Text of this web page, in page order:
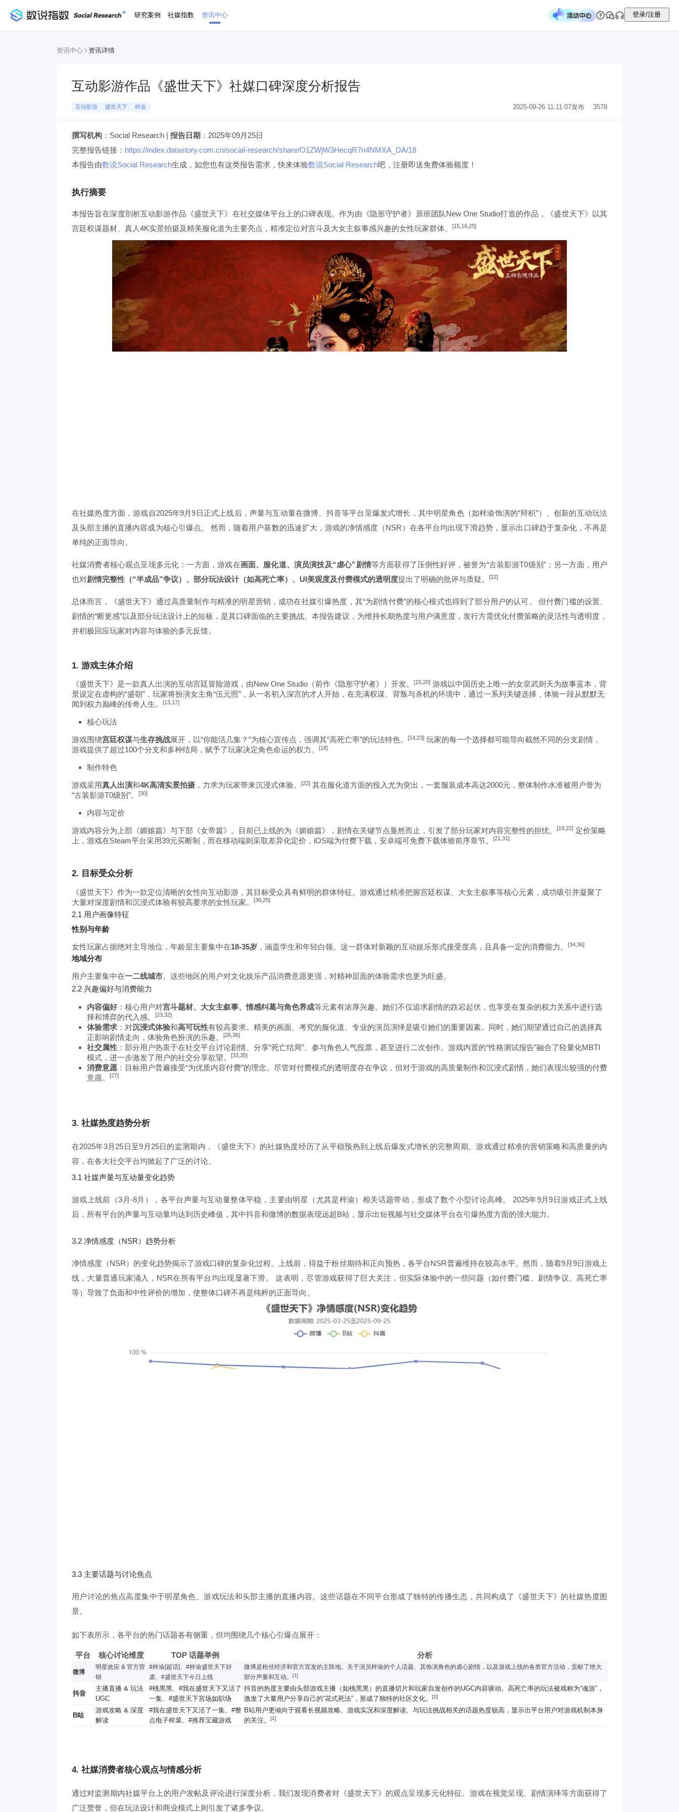
研究案例 社媒指数 资讯中心 登录/注册
资讯中心 资讯详情
互动影游作品《盛世天下》社媒口碑深度分析报告
互动影游 盛世天下 梓渝 2025-09-26 11:11:07发布 3578
撰写机构：Social Research | 报告日期 ：2025年09月25日
完整报告链接： https://index.datastory.com.cn/social-research/share/O1ZWjW3HecqR7n4NMXA_DA/18
本报告由数说Social Research生成，如您也有这类报告需求，快来体验数说Social Research吧， 注册即送免费体验额度！
执行摘要
本报告旨在深度剖析互动影游作品《盛世天下》在社交媒体平台上的口碑表现。作为由《隐形守护者》原班团队New One Studio打造的作品，《盛世天下》以其
宫廷权谋题材、真人4K实景拍摄及精美服化道为主要亮点，精准定位对宫斗及大女主叙事感兴趣的女性玩家群体。
[15,16,25]
在社媒热度方面，游戏自2025年9月9日正式上线后，声量与互动量在微博、抖音等平台呈爆发式增长，其中明星角色（如梓渝饰演的“辩积”）、创新的互动玩法
及头部主播的直播内容成为核心引爆点。 然而，随着用户基数的迅速扩大，游戏的净情感度（NSR）在各平台均出现下滑趋势，显示出口碑趋于复杂化，不再是
单纯的正面导向。
社媒消费者核心观点呈现多元化：一方面，游戏在画面、服化道、演员演技及“虐心”剧情等方面获得了压倒性好评，被誉为“古装影游T0级别”；另一方面，用户
也对剧情完整性（“半成品”争议）、部分玩法设计（如高死亡率）、UI美观度及付费模式的透明度提出了明确的批评与质疑。 [22]
总体而言，《盛世天下》通过高质量制作与精准的明星营销，成功在社媒引爆热度，其“为剧情付费”的核心模式也得到了部分用户的认可。 但付费门槛的设置、
剧情的“断更感”以及部分玩法设计上的短板，是其口碑面临的主要挑战。本报告建议，为维持长期热度与用户满意度，发行方需优化付费策略的灵活性与透明度，
并积极回应玩家对内容与体验的多元反馈。
1. 游戏主体介绍
《盛世天下》是一款真人出演的互动宫廷冒险游戏，由New One Studio（前作《隐形守护者》）开发。 [15,20]游戏以中国历史上唯一的女皇武则天为故事蓝本，背
景设定在虚构的“盛朝”，玩家将扮演女主角“伍元照”，从一名初入深宫的才人开始，在充满权谋、背叛与杀机的环境中，通过一系列关键选择，体验一段从默默无
闻到权力巅峰的传奇人生。
[13,17]
核心玩法
游戏围绕宫廷权谋与生存挑战展开，以“你能活几集？”为核心宣传点，强调其“高死亡率”的玩法特色。 [14,23]玩家的每一个选择都可能导向截然不同的分支剧情，
游戏提供了超过100个分支和多种结局，赋予了玩家决定角色命运的权力。
[18]
制作特色
游戏采用真人出演和4K高清实景拍摄，力求为玩家带来沉浸式体验。 [22]其在服化道方面的投入尤为突出，一套服装成本高达2000元，整体制作水准被用户誉为
“古装影游T0级别”。
[30]
内容与定价
游戏内容分为上部《媚娘篇》与下部《女帝篇》。目前已上线的为《媚娘篇》，剧情在关键节点戛然而止，引发了部分玩家对内容完整性的担忧。 [19,22]定价策略
上，游戏在Steam平台采用39元买断制，而在移动端则采取差异化定价，iOS端为付费下载，安卓端可免费下载体验前序章节。
[21,31]
2. 目标受众分析
《盛世天下》作为一款定位清晰的女性向互动影游，其目标受众具有鲜明的群体特征。游戏通过精准把握宫廷权谋、大女主叙事等核心元素，成功吸引并凝聚了
大量对深度剧情和沉浸式体验有较高要求的女性玩家。
[36,25]
2.1 用户画像特征
性别与年龄
女性玩家占据绝对主导地位，年龄层主要集中在18-35岁 ，涵盖学生和年轻白领。这一群体对新颖的互动娱乐形式接受度高，且具备一定的消费能力。 [34,36]
地域分布
用户主要集中在一二线城市。这些地区的用户对文化娱乐产品消费意愿更强，对精神层面的体验需求也更为旺盛。
2.2 兴趣偏好与消费能力
内容偏好：核心用户对宫斗题材、大女主叙事、情感纠葛与角色养成等元素有浓厚兴趣。她们不仅追求剧情的跌宕起伏，也享受在复杂的权力关系中进行选
择和博弈的代入感。
[23,32]
体验需求：对沉浸式体验和高可玩性有较高要求。精美的画面、考究的服化道、专业的演员演绎是吸引她们的重要因素。同时，她们期望通过自己的选择真
正影响剧情走向，体验角色扮演的乐趣。
[26,36]
社交属性：部分用户热衷于在社交平台讨论剧情、分享“死亡结局”、参与角色人气投票，甚至进行二次创作。游戏内置的“性格测试报告”融合了轻量化MBTI
模式，进一步激发了用户的社交分享欲望。
[33,35]
消费意愿：目标用户普遍接受“为优质内容付费”的理念。尽管对付费模式的透明度存在争议，但对于游戏的高质量制作和沉浸式剧情，她们表现出较强的付费
意愿。
[27]
3. 社媒热度趋势分析
在2025年3月25日至9月25日的监测期内，《盛世天下》的社媒热度经历了从平稳预热到上线后爆发式增长的完整周期。游戏通过精准的营销策略和高质量的内
容，在各大社交平台均掀起了广泛的讨论。
3.1 社媒声量与互动量变化趋势
游戏上线前（3月-8月），各平台声量与互动量整体平稳，主要由明星（尤其是梓渝）相关话题带动，形成了数个小型讨论高峰。 2025年9月9日游戏正式上线
后，所有平台的声量与互动量均达到历史峰值，其中抖音和微博的数据表现远超B站，显示出短视频与社交媒体平台在引爆热度方面的强大能力。
3.2 净情感度（NSR）趋势分析
净情感度（NSR）的变化趋势揭示了游戏口碑的复杂化过程。上线前，得益于粉丝期待和正向预热，各平台NSR普遍维持在较高水平。然而，随着9月9日游戏上
线，大量普通玩家涌入，NSR在所有平台均出现显著下滑。 这表明，尽管游戏获得了巨大关注，但实际体验中的一些问题（如付费门槛、剧情争议、高死亡率
等）导致了负面和中性评价的增加，使整体口碑不再是纯粹的正面导向。
3.3 主要话题与讨论焦点
用户讨论的焦点高度集中于明星角色、游戏玩法和头部主播的直播内容。这些话题在不同平台形成了独特的传播生态，共同构成了《盛世天下》的社媒热度图
景。
如下表所示，各平台的热门话题各有侧重，但均围绕几个核心引爆点展开：
平台 核心讨论维度 TOP 话题举例 分析
微博
明星效应 & 官方营
销
#梓渝[超话]、#梓渝盛世天下好
虐、#盛世天下今日上线
微博是粉丝经济和官方宣发的主阵地。关于演员梓渝的个人话题、其饰演角色的虐心剧情，以及游戏上线的各类官方活动，贡献了绝大
部分声量和互动。
[1]
抖音
主播直播 & 玩法
UGC
#桃黑黑、#我在盛世天下又活了
一集、#盛世天下宫场如职场
抖音的热度主要由头部游戏主播（如桃黑黑）的直播切片和玩家自发创作的UGC内容驱动。高死亡率的玩法被戏称为“魂游”，
激发了大量用户分享自己的“花式死法”，形成了独特的社区文化。
[1]
B站
游戏攻略 & 深度
解读
#我在盛世天下又活了一集、#整
点电子榨菜、#推荐宝藏游戏
B站用户更倾向于观看长视频攻略、游戏实况和深度解读。与玩法挑战相关的话题热度较高，显示出平台用户对游戏机制本身
的关注。
[1]
4. 社媒消费者核心观点与情感分析
通过对监测期内社媒平台上的用户发帖及评论进行深度分析，我们发现消费者对《盛世天下》的观点呈现多元化特征。游戏在视觉呈现、剧情演绎等方面获得了
广泛赞誉，但在玩法设计和商业模式上则引发了诸多争议。